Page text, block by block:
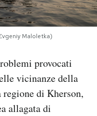
Maloletka)
provocati
vicinanze della
di Kherson,
allagata di